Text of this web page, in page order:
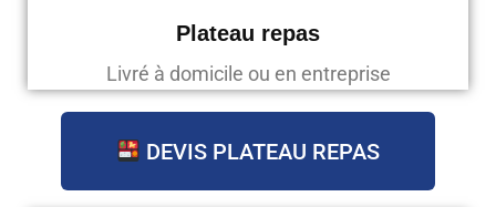
Plateau repas
Livré à domicile ou en entreprise
DEVIS PLATEAU REPAS